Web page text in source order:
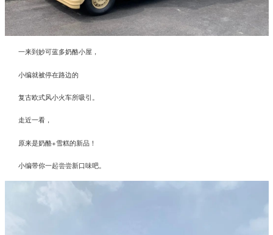
一来到妙可蓝多奶酪小屋，
小编就被停在路边的
复古欧式风小火车所吸引。
走近一看，
原来是奶酪+雪糕的新品！
小编带你一起尝尝新口味吧。